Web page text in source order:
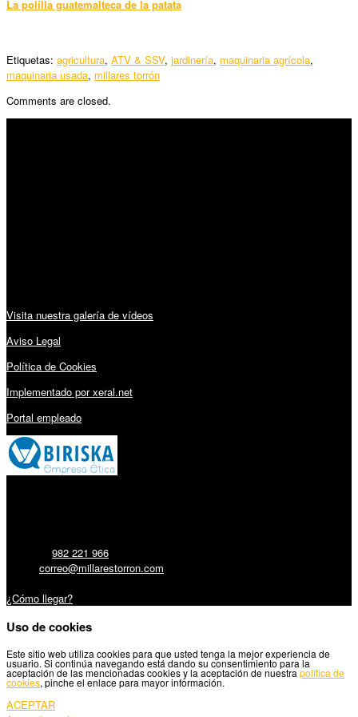
La polilla guatemalteca de la patata
Etiquetas: agricultura, ATV & SSV, jardinería, maquinaria agrícola,
maquinaria usada, millares torrón
Comments are closed.
Visita nuestra galería de vídeos
Aviso Legal
Política de Cookies
Implementado por xeral.net
Portal empleado
982 221 966
correo@millarestorron.com
¿Cómo llegar?
Uso de cookies
Este sitio web utiliza cookies para que usted tenga la mejor experiencia de
usuario. Si continúa navegando está dando su consentimiento para la
aceptación de las mencionadas cookies y la aceptación de nuestra política de
cookies, pinche el enlace para mayor información.
ACEPTAR